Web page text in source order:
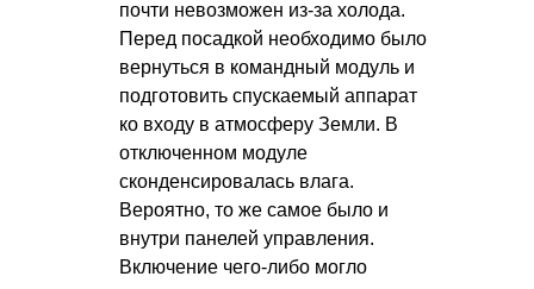
почти невозможен из-за холода.
Перед посадкой необходимо было
вернуться в командный модуль и
подготовить спускаемый аппарат
ко входу в атмосферу Земли. В
отключенном модуле
сконденсировалась влага.
Вероятно, то же самое было и
внутри панелей управления.
Включение чего-либо могло